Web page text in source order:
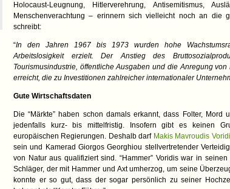
Holocaust-Leugnung, Hitlerverehrung, Antisemitismus,
Menschenverachtung – erinnern sich vielleicht noch an die
schreibt:
“In den Jahren 1967 bis 1973 wurden hohe
Arbeitslosigkeit erzielt. Der Anstieg des
Tourismusindustrie, öffentliche Ausgaben und die Anregung
erreicht, die zu Investitionen zahlreicher internationaler
Gute Wirtschaftsdaten
Die “Märkte” haben schon damals erkannt, dass Folter, Mord
jedenfalls kurz- bis mittelfristig. Insofern gibt es keinen
europäischen Regierungen. Deshalb darf Makis Mavroudis
sein und Kamerad Giorgos Georghiou stellvertretender
von Natur aus qualifiziert sind. “Hammer” Voridis war in
Schläger, der mit Hammer und Axt umherzog, um seine
konnte er so gut, dass der sogar persönlich zu seiner